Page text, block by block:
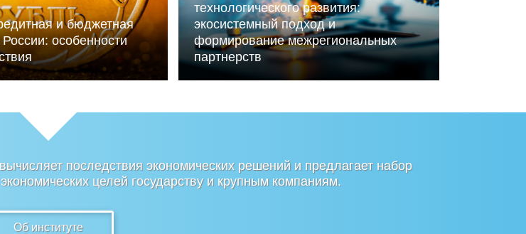
и бюджетная
особенности
технологического развития:
экосистемный подход и
формирование межрегиональных
партнерств
последствия экономических решений и предлагает набор
целей государству и крупным компаниям.
Об институте